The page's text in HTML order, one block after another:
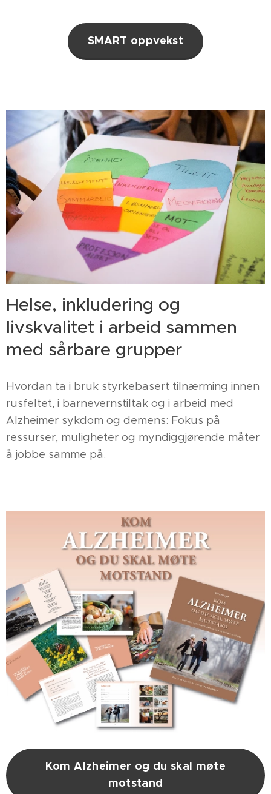
SMART oppvekst
Helse, inkludering og
livskvalitet i arbeid sammen
med sårbare grupper
Hvordan ta i bruk styrkebasert tilnærming innen
rusfeltet, i barnevernstiltak og i arbeid med
Alzheimer sykdom og demens: Fokus på
ressurser, muligheter og myndiggjørende måter
å jobbe samme på.
Kom Alzheimer og du skal møte
motstand